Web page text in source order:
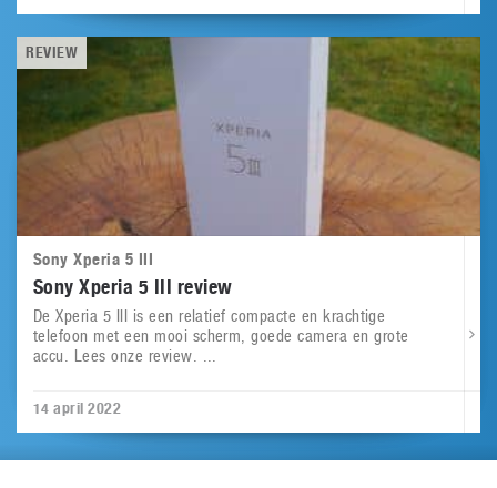
REVIEW
Sony Xperia 5 III
Sony Xperia 5 III review
De Xperia 5 III is een relatief compacte en krachtige
telefoon met een mooi scherm, goede camera en grote
accu. Lees onze review. ...
14 april 2022